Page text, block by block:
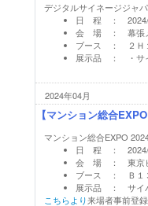
デジタルサイネージジャ
日 程 ： 2024/6/
会 場 ： 幕張
ブース ： ２Ｈ
展示品 ： ・サ
2024年04月
【マンション総合
マンション総合EXPO
日 程 ： 2024/5/
会 場 ： 東京
ブース ： Ｂ１
展示品 ： サイ
こちらより来場者事前登